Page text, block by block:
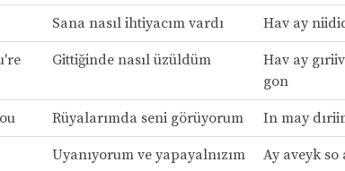
Sana nasıl ihtiyacım vardı Hav ay
Gittiğinde nasıl üzüldüm
Hav ay
gon
Rüyalarımda seni görüyorum In may
Uyanıyorum ve yapayalnızım Ay aveyk so